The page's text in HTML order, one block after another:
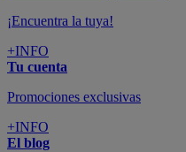
¡Encuentra la tuya!
+INFO
Tu cuenta
Promociones exclusivas
+INFO
El blog